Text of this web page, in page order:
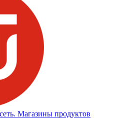
Магазины продуктов